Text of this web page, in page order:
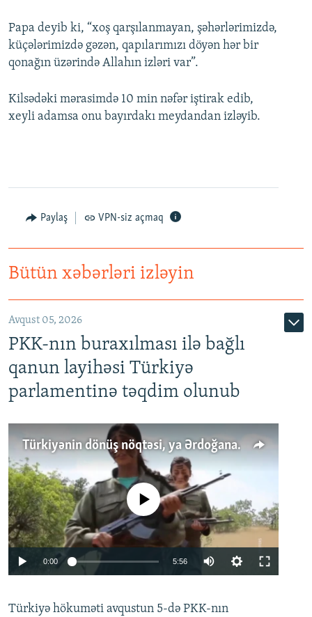
Papa deyib ki, “xoş qarşılanmayan, şəhərlərimizdə,
küçələrimizdə gəzən, qapılarımızı döyən hər bir
qonağın üzərində Allahın izləri var”.
Kilsədəki mərasimdə 10 min nəfər iştirak edib,
xeyli adamsa onu bayırdakı meydandan izləyib.
Paylaş VPN-siz açmaq
Bütün xəbərləri izləyin
Avqust 05, 2026
PKK-nın buraxılması ilə bağlı
qanun layihəsi Türkiyə
parlamentinə təqdim olunub
Türkiyənin dönüş nöqtəsi, ya Ərdoğana üçüncü şans: PKK ilə qəfil barışıq nə deməkdir?
No media source currently available
0:00 5:56
360p
Türkiyə hökuməti avqustun 5-də PKK-nın